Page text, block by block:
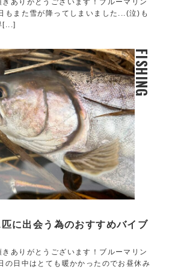
ありがとうございます！ブルーマリン
もまた雪が降ってしまいました...(泣)も
[...]
FISHING
に出会う為のおすすめバイブ
ありがとうございます！ブルーマリン
の日中はとても暖かかったのでお昼休み